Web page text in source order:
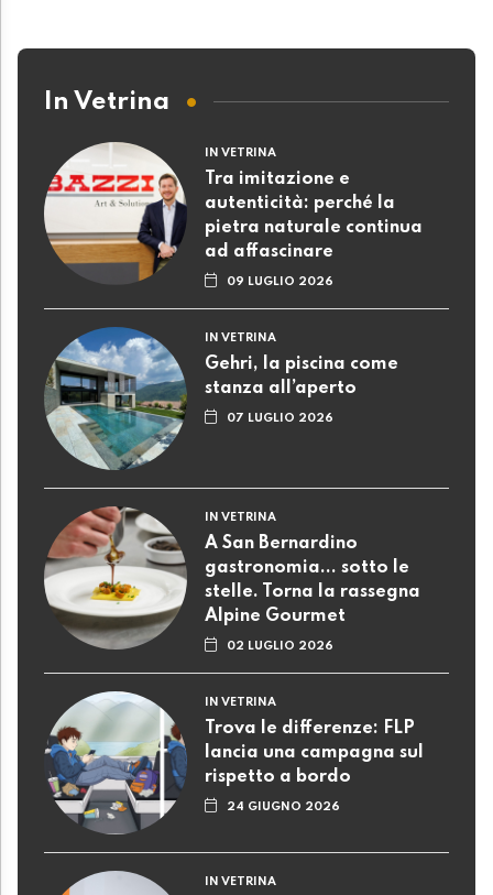
In Vetrina
IN VETRINA
Tra imitazione e
autenticità: perché la
pietra naturale continua
ad affascinare
09 LUGLIO 2026
IN VETRINA
Gehri, la piscina come
stanza all’aperto
07 LUGLIO 2026
IN VETRINA
A San Bernardino
gastronomia... sotto le
stelle. Torna la rassegna
Alpine Gourmet
02 LUGLIO 2026
IN VETRINA
Trova le differenze: FLP
lancia una campagna sul
rispetto a bordo
24 GIUGNO 2026
IN VETRINA